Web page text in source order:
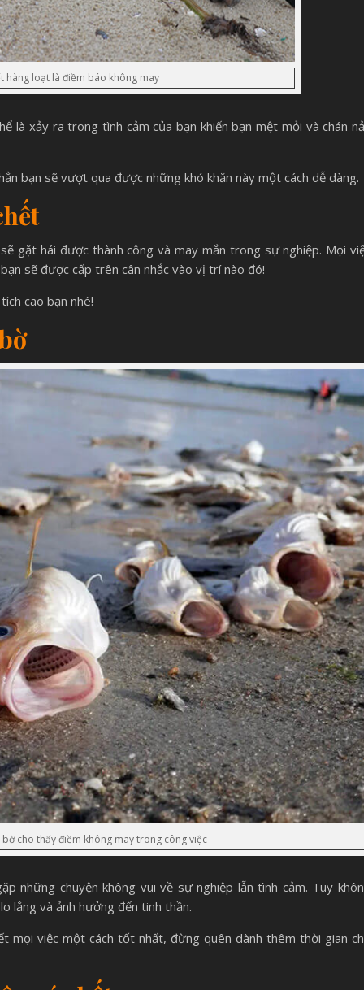
hàng loạt là điềm báo không may
là xảy ra trong tình cảm của bạn khiến bạn mệt mỏi và chán
bạn sẽ vượt qua được những khó khăn này một cách dễ dàng.
gặt hái được thành công và may mắn trong sự nghiệp. Mọi
sẽ được cấp trên cân nhắc vào vị trí nào đó!
cao bạn nhé!
cho thấy điềm không may trong công việc
những chuyện không vui về sự nghiệp lẫn tình cảm. Tuy
lắng và ảnh hưởng đến tinh thần.
mọi việc một cách tốt nhất, đừng quên dành thêm thời gian